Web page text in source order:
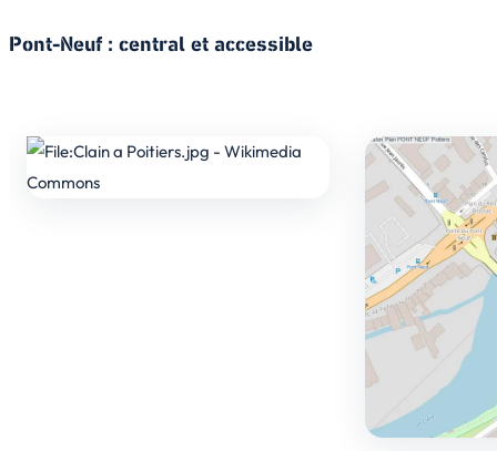
Pont-Neuf : central et accessible